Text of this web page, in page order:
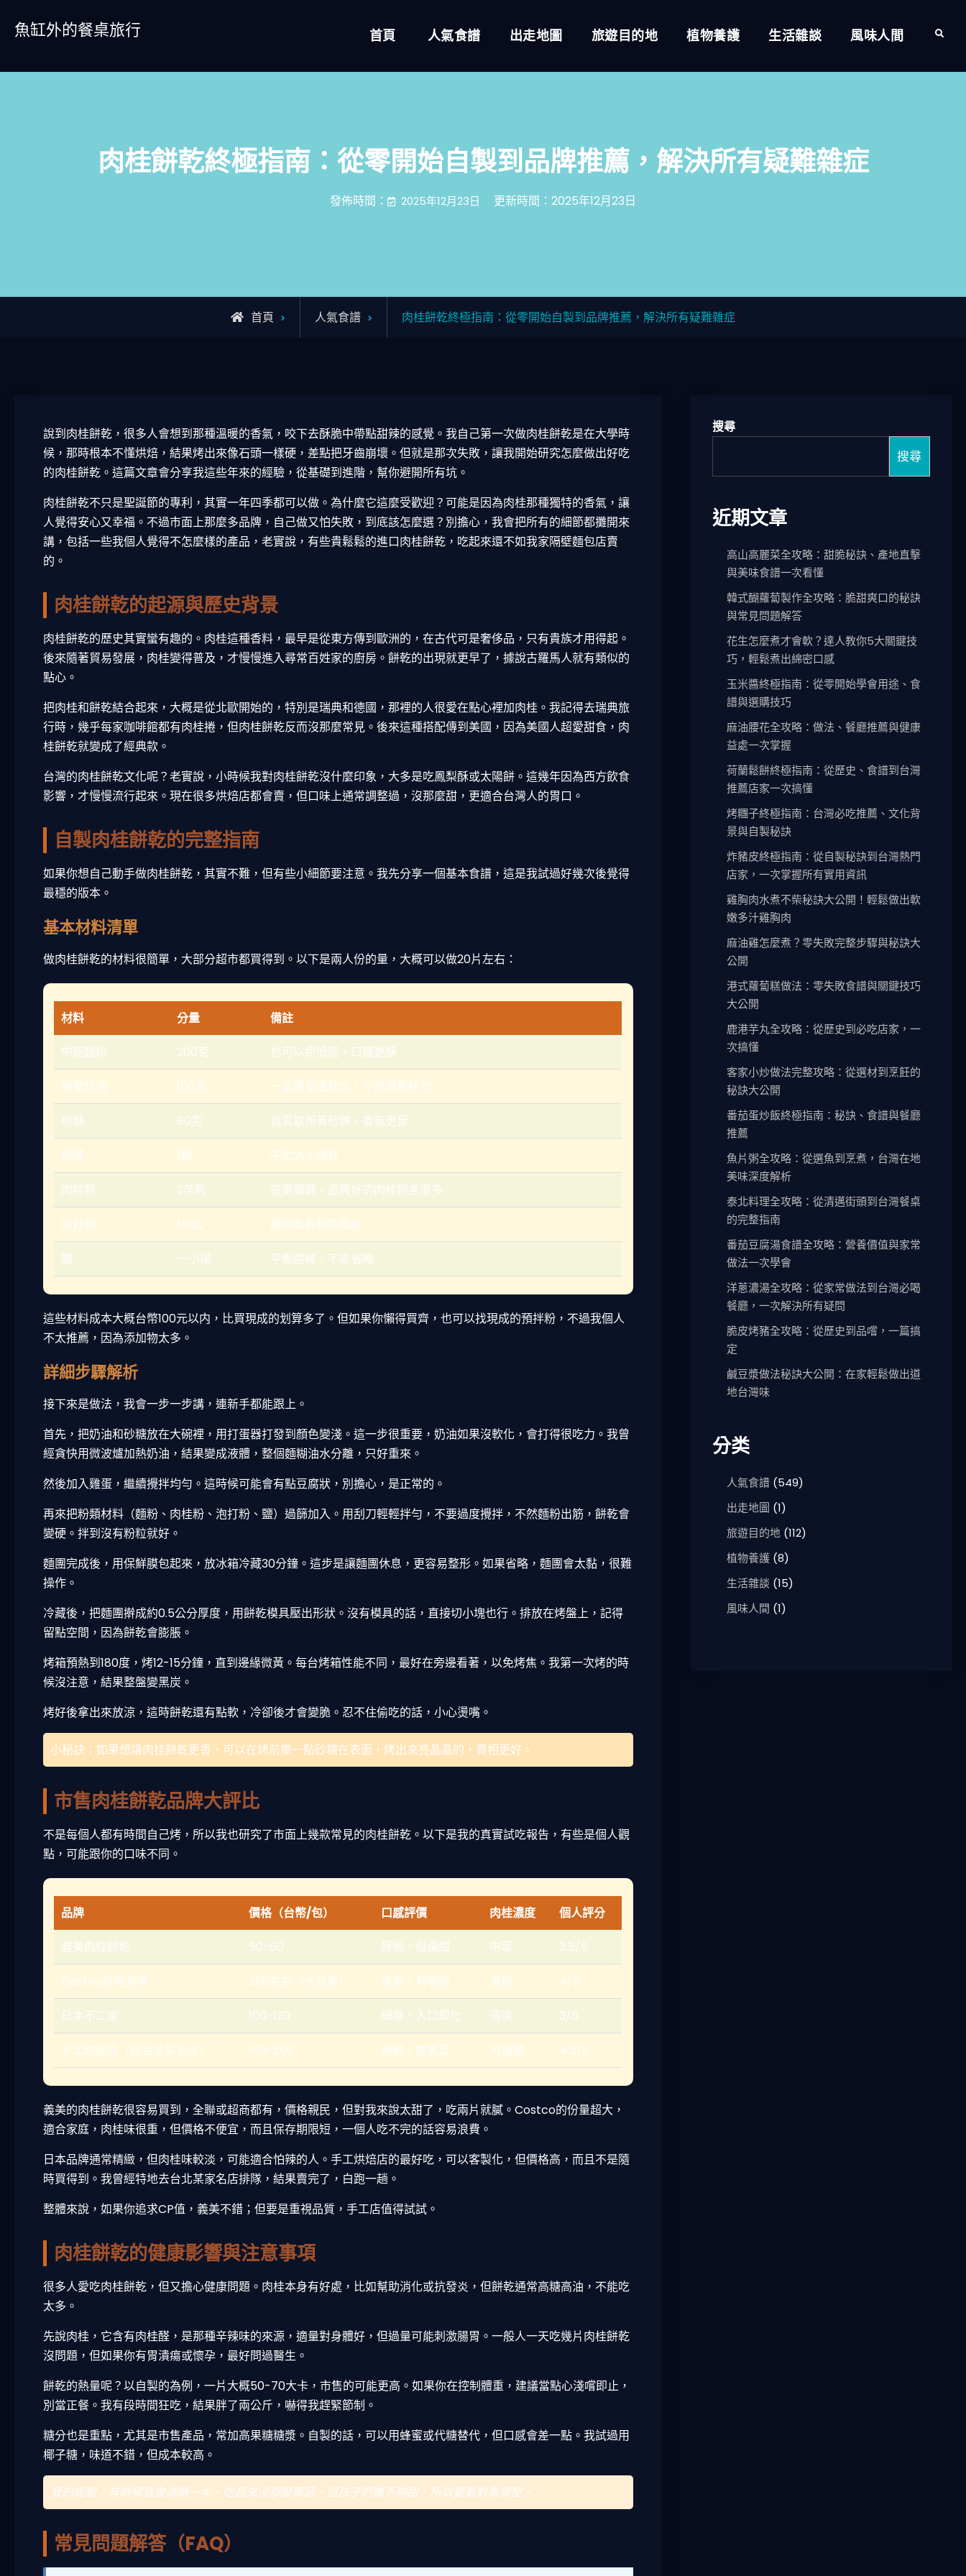
魚缸外的餐桌旅行 首頁 人氣食譜 出走地圖 旅遊目的地 植物養護 生活雜談 風味人間 Search
肉桂餅乾終極指南：從零開始自製到品牌推薦，解決所有疑難雜症
發佈時間： 2025年12月23日 更新時間：2025年12月23日
首頁 人氣食譜 肉桂餅乾終極指南：從零開始自製到品牌推薦，解決所有疑難雜症
說到肉桂餅乾，很多人會想到那種溫暖的香氣，咬下去酥脆中帶點甜辣的感覺。我自己第一次做肉桂餅乾是在大學時
候，那時根本不懂烘焙，結果烤出來像石頭一樣硬，差點把牙齒崩壞。但就是那次失敗，讓我開始研究怎麼做出好吃
的肉桂餅乾。這篇文章會分享我這些年來的經驗，從基礎到進階，幫你避開所有坑。
肉桂餅乾不只是聖誕節的專利，其實一年四季都可以做。為什麼它這麼受歡迎？可能是因為肉桂那種獨特的香氣，讓
人覺得安心又幸福。不過市面上那麼多品牌，自己做又怕失敗，到底該怎麼選？別擔心，我會把所有的細節都攤開來
講，包括一些我個人覺得不怎麼樣的產品，老實說，有些貴鬆鬆的進口肉桂餅乾，吃起來還不如我家隔壁麵包店賣
的。
肉桂餅乾的起源與歷史背景
肉桂餅乾的歷史其實蠻有趣的。肉桂這種香料，最早是從東方傳到歐洲的，在古代可是奢侈品，只有貴族才用得起。
後來隨著貿易發展，肉桂變得普及，才慢慢進入尋常百姓家的廚房。餅乾的出現就更早了，據說古羅馬人就有類似的
點心。
把肉桂和餅乾結合起來，大概是從北歐開始的，特別是瑞典和德國，那裡的人很愛在點心裡加肉桂。我記得去瑞典旅
行時，幾乎每家咖啡館都有肉桂捲，但肉桂餅乾反而沒那麼常見。後來這種搭配傳到美國，因為美國人超愛甜食，肉
桂餅乾就變成了經典款。
台灣的肉桂餅乾文化呢？老實說，小時候我對肉桂餅乾沒什麼印象，大多是吃鳳梨酥或太陽餅。這幾年因為西方飲食
影響，才慢慢流行起來。現在很多烘焙店都會賣，但口味上通常調整過，沒那麼甜，更適合台灣人的胃口。
自製肉桂餅乾的完整指南
如果你想自己動手做肉桂餅乾，其實不難，但有些小細節要注意。我先分享一個基本食譜，這是我試過好幾次後覺得
最穩的版本。
基本材料清單
做肉桂餅乾的材料很簡單，大部分超市都買得到。以下是兩人份的量，大概可以做20片左右：
材料 分量 備註
中筋麵粉 200克 也可以用低筋，口感更酥
無鹽奶油 100克 一定要室溫軟化，不然很難拌勻
砂糖 80克 我喜歡用黃砂糖，香氣更足
雞蛋 1顆 中型大小就好
肉桂粉 2茶匙 這是關鍵，品質好的肉桂粉差很多
泡打粉 1茶匙 讓餅乾有點膨鬆感
鹽 一小撮 平衡甜味，不能省略
這些材料成本大概台幣100元以内，比買現成的划算多了。但如果你懶得買齊，也可以找現成的預拌粉，不過我個人
不太推薦，因為添加物太多。
詳細步驟解析
接下來是做法，我會一步一步講，連新手都能跟上。
首先，把奶油和砂糖放在大碗裡，用打蛋器打發到顏色變淺。這一步很重要，奶油如果沒軟化，會打得很吃力。我曾
經貪快用微波爐加熱奶油，結果變成液體，整個麵糊油水分離，只好重來。
然後加入雞蛋，繼續攪拌均勻。這時候可能會有點豆腐狀，別擔心，是正常的。
再來把粉類材料（麵粉、肉桂粉、泡打粉、鹽）過篩加入。用刮刀輕輕拌勻，不要過度攪拌，不然麵粉出筋，餅乾會
變硬。拌到沒有粉粒就好。
麵團完成後，用保鮮膜包起來，放冰箱冷藏30分鐘。這步是讓麵團休息，更容易整形。如果省略，麵團會太黏，很難
操作。
冷藏後，把麵團擀成約0.5公分厚度，用餅乾模具壓出形狀。沒有模具的話，直接切小塊也行。排放在烤盤上，記得
留點空間，因為餅乾會膨脹。
烤箱預熱到180度，烤12-15分鐘，直到邊緣微黃。每台烤箱性能不同，最好在旁邊看著，以免烤焦。我第一次烤的時
候沒注意，結果整盤變黑炭。
烤好後拿出來放涼，這時餅乾還有點軟，冷卻後才會變脆。忍不住偷吃的話，小心燙嘴。
小秘訣：如果想讓肉桂餅乾更香，可以在烤前撒一點砂糖在表面，烤出來亮晶晶的，賣相更好。
市售肉桂餅乾品牌大評比
不是每個人都有時間自己烤，所以我也研究了市面上幾款常見的肉桂餅乾。以下是我的真實試吃報告，有些是個人觀
點，可能跟你的口味不同。
品牌 價格（台幣/包） 口感評價 肉桂濃度 個人評分
義美肉桂餅乾 50-60 酥脆，但偏甜 中等 3.5/5
Costco自有品牌 200左右（大包裝） 厚實，有嚼勁 濃郁 4/5
日本不二家 100-120 細緻，入口即化 清淡 3/5
手工烘焙店（如台北某名店） 150-200 新鮮，香氣足 可調整 4.5/5
義美的肉桂餅乾很容易買到，全聯或超商都有，價格親民，但對我來說太甜了，吃兩片就膩。Costco的份量超大，
適合家庭，肉桂味很重，但價格不便宜，而且保存期限短，一個人吃不完的話容易浪費。
日本品牌通常精緻，但肉桂味較淡，可能適合怕辣的人。手工烘焙店的最好吃，可以客製化，但價格高，而且不是隨
時買得到。我曾經特地去台北某家名店排隊，結果賣完了，白跑一趟。
整體來說，如果你追求CP值，義美不錯；但要是重視品質，手工店值得試試。
肉桂餅乾的健康影響與注意事項
很多人愛吃肉桂餅乾，但又擔心健康問題。肉桂本身有好處，比如幫助消化或抗發炎，但餅乾通常高糖高油，不能吃
太多。
先說肉桂，它含有肉桂醛，是那種辛辣味的來源，適量對身體好，但過量可能刺激腸胃。一般人一天吃幾片肉桂餅乾
沒問題，但如果你有胃潰瘍或懷孕，最好問過醫生。
餅乾的熱量呢？以自製的為例，一片大概50-70大卡，市售的可能更高。如果你在控制體重，建議當點心淺嚐即止，
別當正餐。我有段時間狂吃，結果胖了兩公斤，嚇得我趕緊節制。
糖分也是重點，尤其是市售產品，常加高果糖糖漿。自製的話，可以用蜂蜜或代糖替代，但口感會差一點。我試過用
椰子糖，味道不錯，但成本較高。
我的經驗：有時候我會減糖一半，吃起來沒那麼罪惡，但孩子們嫌不夠甜，所以要看對象調整。
常見問題解答（FAQ）
搜尋
搜尋
近期文章
高山高麗菜全攻略：甜脆秘訣、產地直擊
與美味食譜一次看懂
韓式醐蘿蔔製作全攻略：脆甜爽口的秘訣
與常見問題解答
花生怎麼煮才會軟？達人教你5大關鍵技
巧，輕鬆煮出綿密口感
玉米醬終極指南：從零開始學會用途、食
譜與選購技巧
麻油腰花全攻略：做法、餐廳推薦與健康
益處一次掌握
荷蘭鬆餅終極指南：從歷史、食譜到台灣
推薦店家一次搞懂
烤糰子終極指南：台灣必吃推薦、文化背
景與自製秘訣
炸豬皮終極指南：從自製秘訣到台灣熱門
店家，一次掌握所有實用資訊
雞胸肉水煮不柴秘訣大公開！輕鬆做出軟
嫩多汁雞胸肉
麻油雞怎麼煮？零失敗完整步驟與秘訣大
公開
港式蘿蔔糕做法：零失敗食譜與關鍵技巧
大公開
鹿港芋丸全攻略：從歷史到必吃店家，一
次搞懂
客家小炒做法完整攻略：從選材到烹飪的
秘訣大公開
番茄蛋炒飯終極指南：秘訣、食譜與餐廳
推薦
魚片粥全攻略：從選魚到烹煮，台灣在地
美味深度解析
泰北料理全攻略：從清邁街頭到台灣餐桌
的完整指南
番茄豆腐湯食譜全攻略：營養價值與家常
做法一次學會
洋蔥濃湯全攻略：從家常做法到台灣必喝
餐廳，一次解決所有疑問
脆皮烤豬全攻略：從歷史到品嚐，一篇搞
定
鹹豆漿做法秘訣大公開：在家輕鬆做出道
地台灣味
分类
人氣食譜(549)
出走地圖 (1)
旅遊目的地(112)
植物養護(8)
生活雜談 (15)
風味人間 (1)